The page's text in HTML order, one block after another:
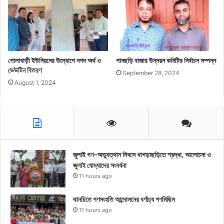
গোলাবাড়ী ইউনিয়নের উদ্যোগে নগদ অর্থ ও
ডেউটিন বিতরণ
August 1, 2024
পানছড়ি বাজার উন্নয়ন কমিটির নির্বাচন সম্পন্ন
September 28, 2024
জুলাই গণ-অভ্যুত্থান দিবসে খাগড়াছড়িতে শ্রদ্ধা, আলোচনা ও
জুলাই যোদ্ধাদের সংবর্ধনা
11 hours ago
থানচিতে গণসংহতি আন্দোলনের বর্ণাঢ্য গণমিছিল
11 hours ago